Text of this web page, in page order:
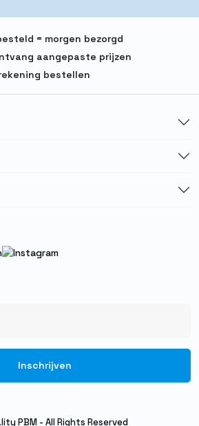
= morgen bezorgd
aangepaste prijzen
bestellen
PBM - All Rights Reserved